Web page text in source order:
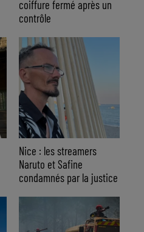
coiffure fermé après un
contrôle
Nice : les streamers
Naruto et Safine
condamnés par la justice